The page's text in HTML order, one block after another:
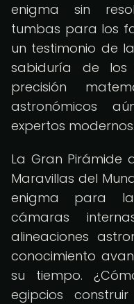
enigma sin
tumbas para los
un testimonio de
sabiduría de los
precisión
astronómicos
expertos modernos.
La Gran Pirámide
Maravillas del
enigma para
cámaras
alineaciones
conocimiento
su tiempo.
egipcios